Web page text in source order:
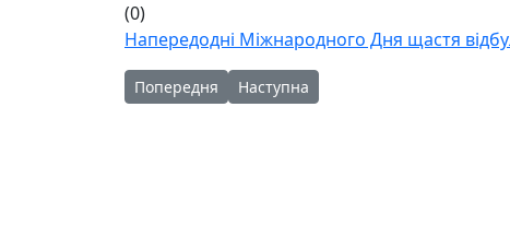
(0)
Напередодні Міжнародного Дня щастя
Попередня стаття: Ліцей - місце сили
Попередня Наступна стаття: "Ні - суму та
Наступна